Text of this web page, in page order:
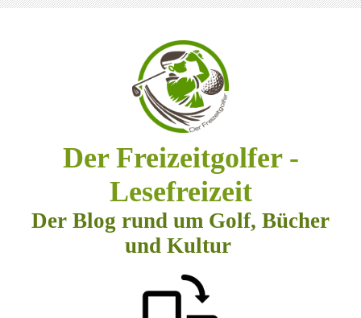
Der Freizeitgolfer -
Lesefreizeit
Der Blog rund um Golf, Bücher
und Kultur